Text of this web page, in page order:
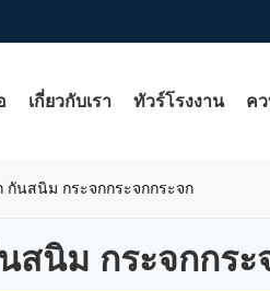
เกี่ยวกับเรา ทัวร์โรงงาน ค
กันสนิม กระจกกระจกกระจก
สนิม กระจกกระ
สนิม กระจกกระ